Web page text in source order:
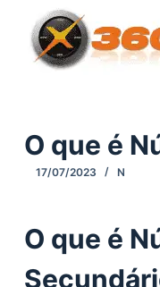
p
o
o
O que é
17/07/2023 N
O que é